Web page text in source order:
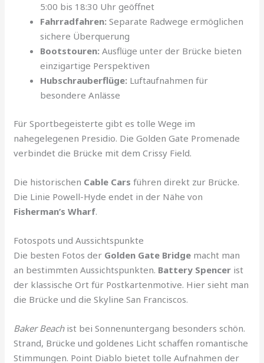
5:00 bis 18:30 Uhr geöffnet
Fahrradfahren: Separate Radwege ermöglichen
sichere Überquerung
Bootstouren: Ausflüge unter der Brücke bieten
einzigartige Perspektiven
Hubschrauberflüge: Luftaufnahmen für
besondere Anlässe
Für Sportbegeisterte gibt es tolle Wege im
nahegelegenen Presidio. Die Golden Gate Promenade
verbindet die Brücke mit dem Crissy Field.
Die historischen Cable Cars führen direkt zur Brücke.
Die Linie Powell-Hyde endet in der Nähe von
Fisherman’s Wharf.
Fotospots und Aussichtspunkte
Die besten Fotos der Golden Gate Bridge macht man
an bestimmten Aussichtspunkten. Battery Spencer ist
der klassische Ort für Postkartenmotive. Hier sieht man
die Brücke und die Skyline San Franciscos.
Baker Beachist bei Sonnenuntergang besonders schön.
Strand, Brücke und goldenes Licht schaffen romantische
Stimmungen. Point Diablo bietet tolle Aufnahmen der